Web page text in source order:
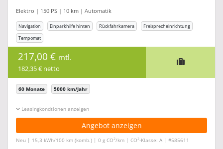
Elektro | 150 PS | 10 km | Automatik
Navigation Einparkhilfe hinten Rückfahrkamera
Freisprecheinrichtung
Tempomat
217,00 € mtl.
182,35 € netto
60 Monate 5000 km/Jahr
Leasingkonditionen ein-/ausblenden
Angebot anzeigen
Neu | 15,3 kWh/100 km (komb.) | 0 g CO2/km | CO2-Klasse: A | #585611